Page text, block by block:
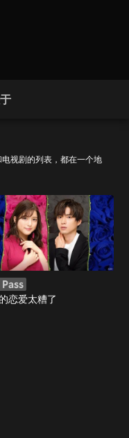
视剧的列表，都在一个地
恋爱太糟了